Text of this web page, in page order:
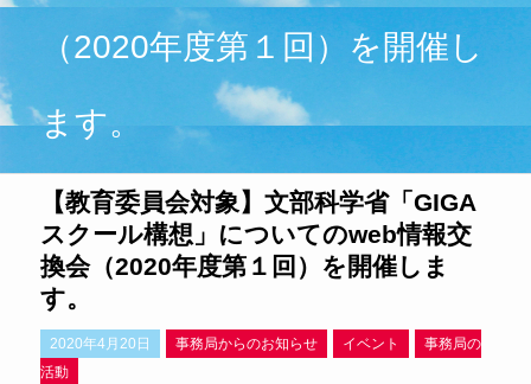
（2020年度第１回）を開催し
ます。
【教育委員会対象】文部科学省「GIGA
スクール構想」についてのweb情報交
換会（2020年度第１回）を開催しま
す。
2020年4月20日 事務局からのお知らせ イベント
事務局の
活動